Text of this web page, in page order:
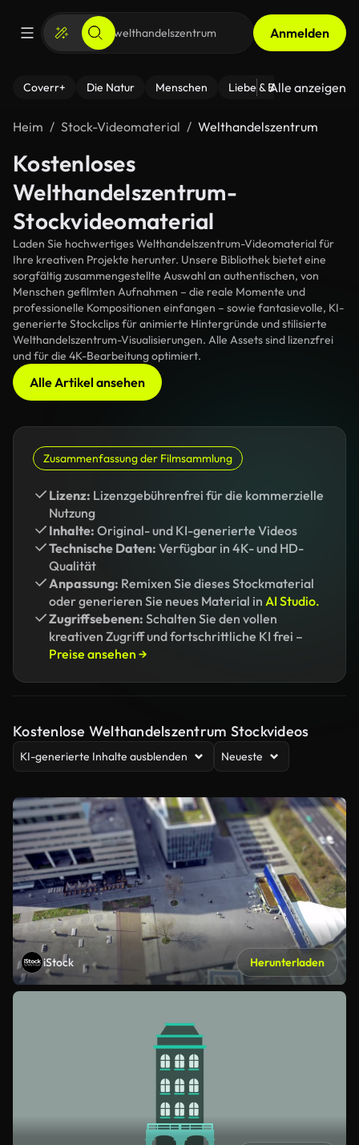
Anmelden
Coverr+ Die Natur Menschen Liebe & Beziehungen
Alle anzeigen
Heim Stock-Videomaterial Welthandelszentrum
Kostenloses
Welthandelszentrum-
Stockvideomaterial
Laden Sie hochwertiges Welthandelszentrum-Videomaterial für
Ihre kreativen Projekte herunter. Unsere Bibliothek bietet eine
sorgfältig zusammengestellte Auswahl an authentischen, von
Menschen gefilmten Aufnahmen – die reale Momente und
professionelle Kompositionen einfangen – sowie fantasievolle, KI-
generierte Stockclips für animierte Hintergründe und stilisierte
Welthandelszentrum-Visualisierungen. Alle Assets sind lizenzfrei
und für die 4K-Bearbeitung optimiert.
Alle Artikel ansehen
Zusammenfassung der Filmsammlung
Lizenz: Lizenzgebührenfrei für die kommerzielle
Nutzung
Inhalte: Original- und KI-generierte Videos
Technische Daten: Verfügbar in 4K- und HD-
Qualität
Anpassung: Remixen Sie dieses Stockmaterial
oder generieren Sie neues Material in AI Studio.
Zugriffsebenen: Schalten Sie den vollen
kreativen Zugriff und fortschrittliche KI frei –
Preise ansehen →
Kostenlose Welthandelszentrum Stockvideos
KI-generierte Inhalte ausblenden Neueste
iStock Herunterladen